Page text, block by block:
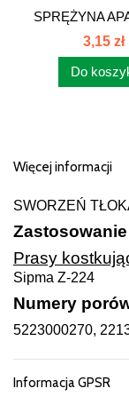
SPRĘŻYNA
3,15 zł
Do
Więcej informacji
SWORZEŃ
Zastosowanie
Prasy
Sipma Z-224
Numery
5223000270,
Informacja GPSR